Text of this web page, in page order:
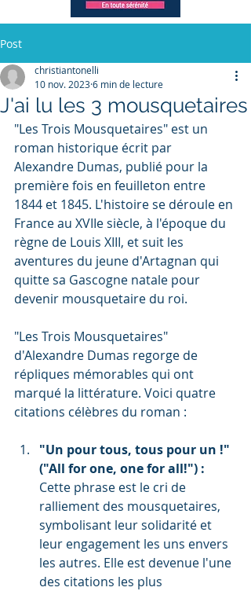
Post
J'ai lu les 3 mousquetaires
christiantonelli
10 nov. 20236 min de lecture
"Les Trois Mousquetaires" est un
roman historique écrit par
Alexandre Dumas, publié pour la
première fois en feuilleton entre
1844 et 1845. L'histoire se déroule en
France au XVIIe siècle, à l'époque du
règne de Louis XIII, et suit les
aventures du jeune d'Artagnan qui
quitte sa Gascogne natale pour
devenir mousquetaire du roi.
"Les Trois Mousquetaires"
d'Alexandre Dumas regorge de
répliques mémorables qui ont
marqué la littérature. Voici quatre
citations célèbres du roman :
"Un pour tous, tous pour un !"
("All for one, one for all!") :
Cette phrase est le cri de
ralliement des mousquetaires,
symbolisant leur solidarité et
leur engagement les uns envers
les autres. Elle est devenue l'une
des citations les plus